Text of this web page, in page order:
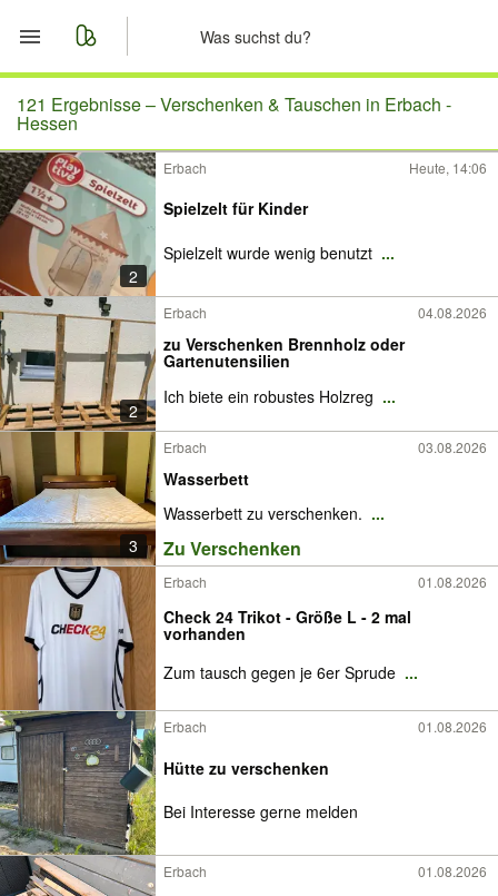
Start
Merkliste
Nachrichten
Anzeige aufgeben
121 Ergebnisse –Verschenken & Tauschen in Erbach -
Hessen
2
Erbach Heute, 14:06
Spielzelt für Kinder
Spielzelt wurde wenig benutzt ...
2
Erbach 04.08.2026
zu Verschenken Brennholz oder
Gartenutensilien
Ich biete ein robustes Holzreg ...
3
Erbach 03.08.2026
Wasserbett
Wasserbett zu verschenken. ...
Zu Verschenken
Erbach 01.08.2026
Check 24 Trikot - Größe L - 2 mal
vorhanden
Zum tausch gegen je 6er Sprude ...
Erbach 01.08.2026
Hütte zu verschenken
Bei Interesse gerne melden
Erbach 01.08.2026